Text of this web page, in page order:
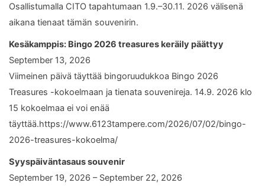
Osallistumalla CITO tapahtumaan 1.9.–30.11. 2026 välisenä
aikana tienaat tämän souvenirin.
Kesäkamppis: Bingo 2026 treasures keräily päättyy
September 13, 2026
Viimeinen päivä täyttää bingoruudukkoa Bingo 2026
Treasures -kokoelmaan ja tienata souvenireja. 14.9. 2026 klo
15 kokoelmaa ei voi enää
täyttää.https://www.6123tampere.com/2026/07/02/bingo-
2026-treasures-kokoelma/
Syyspäiväntasaus souvenir
September 19, 2026 – September 22, 2026